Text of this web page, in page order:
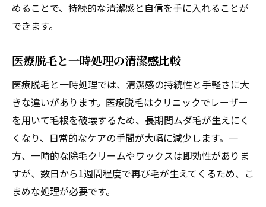
めることで、持続的な清潔感と自信を手に入れることが
できます。
医療脱毛と一時処理の清潔感比較
医療脱毛と一時処理では、清潔感の持続性と手軽さに大
きな違いがあります。医療脱毛はクリニックでレーザー
を用いて毛根を破壊するため、長期間ムダ毛が生えにく
くなり、日常的なケアの手間が大幅に減少します。一
方、一時的な除毛クリームやワックスは即効性がありま
すが、数日から1週間程度で再び毛が生えてくるため、こ
まめな処理が必要です。